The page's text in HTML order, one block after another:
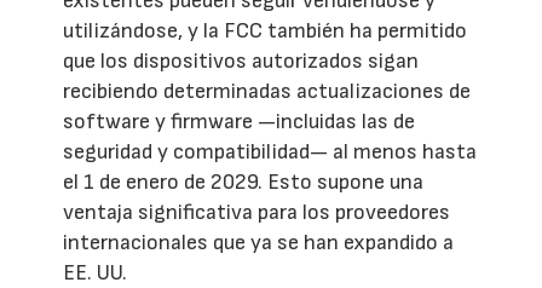
utilizándose, y la FCC también ha permitido
que los dispositivos autorizados sigan
recibiendo determinadas actualizaciones de
software y firmware —incluidas las de
seguridad y compatibilidad— al menos hasta
el 1 de enero de 2029. Esto supone una
ventaja significativa para los proveedores
internacionales que ya se han expandido a
EE. UU.